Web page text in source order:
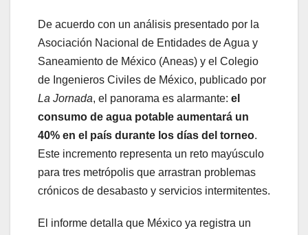
De acuerdo con un análisis presentado por la
Asociación Nacional de Entidades de Agua y
Saneamiento de México (Aneas) y el Colegio
de Ingenieros Civiles de México, publicado por
La Jornada, el panorama es alarmante: el
consumo de agua potable aumentará un
40% en el país durante los días del torneo.
Este incremento representa un reto mayúsculo
para tres metrópolis que arrastran problemas
crónicos de desabasto y servicios intermitentes.
El informe detalla que México ya registra un